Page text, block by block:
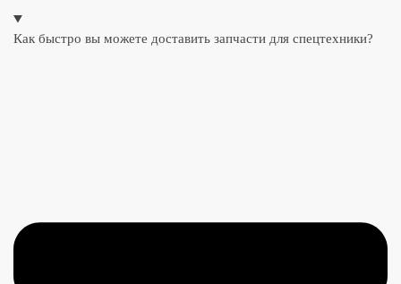
Как быстро вы можете доставить запчасти для спецтехники?